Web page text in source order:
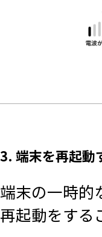
3. 端末を再起動
端末の一時的
再起動をする